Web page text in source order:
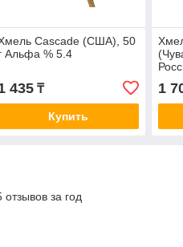
Cascade (США), 50
Альфа % 5.4
435₸
Купить
1
за год